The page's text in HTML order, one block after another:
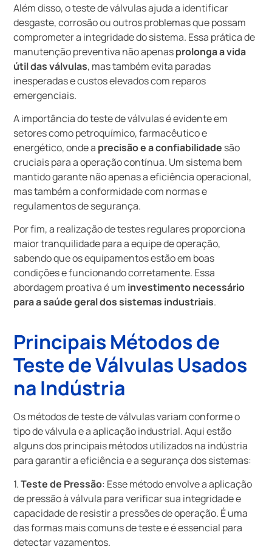
Além disso, o teste de válvulas ajuda a identificar
desgaste, corrosão ou outros problemas que possam
comprometer a integridade do sistema. Essa prática de
manutenção preventiva não apenasprolonga a vida
útil das válvulas, mas também evita paradas
inesperadas e custos elevados com reparos
emergenciais.
A importância do teste de válvulas é evidente em
setores como petroquímico, farmacêutico e
energético, onde a precisão e a confiabilidade são
cruciais para a operação contínua. Um sistema bem
mantido garante não apenas a eficiência operacional,
mas também a conformidade com normas e
regulamentos de segurança.
Por fim, a realização de testes regulares proporciona
maior tranquilidade para a equipe de operação,
sabendo que os equipamentos estão em boas
condições e funcionando corretamente. Essa
abordagem proativa é um investimento necessário
para a saúde geral dos sistemas industriais.
Principais Métodos de
Teste de Válvulas Usados
na Indústria
Os métodos de teste de válvulas variam conforme o
tipo de válvula e a aplicação industrial. Aqui estão
alguns dos principais métodos utilizados na indústria
para garantir a eficiência e a segurança dos sistemas:
1.Teste de Pressão: Esse método envolve a aplicação
de pressão à válvula para verificar sua integridade e
capacidade de resistir a pressões de operação. É uma
das formas mais comuns de teste e é essencial para
detectar vazamentos.